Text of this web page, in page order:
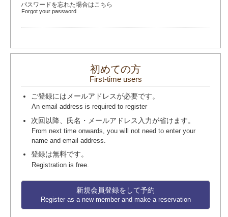
パスワードを忘れた場合はこちら
Forgot your password
初めての方
First-time users
ご登録にはメールアドレスが必要です。
An email address is required to register
次回以降、氏名・メールアドレス入力が省けます。
From next time onwards, you will not need to enter your
name and email address.
登録は無料です。
Registration is free.
新規会員登録をして予約
Register as a new member and make a reservation